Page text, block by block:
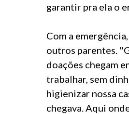
garantir pra ela o
Com a
outros parentes.
doações chegam
trabalhar, sem
higienizar nossa
chegava. Aqui